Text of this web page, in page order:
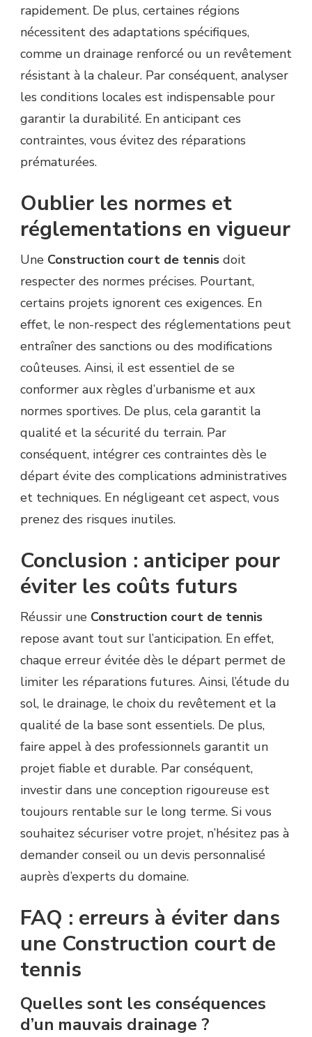
rapidement. De plus, certaines régions
nécessitent des adaptations spécifiques,
comme un drainage renforcé ou un revêtement
résistant à la chaleur. Par conséquent, analyser
les conditions locales est indispensable pour
garantir la durabilité. En anticipant ces
contraintes, vous évitez des réparations
prématurées.
Oublier les normes et
réglementations en vigueur
Une Construction court de tennis doit
respecter des normes précises. Pourtant,
certains projets ignorent ces exigences. En
effet, le non-respect des réglementations peut
entraîner des sanctions ou des modifications
coûteuses. Ainsi, il est essentiel de se
conformer aux règles d’urbanisme et aux
normes sportives. De plus, cela garantit la
qualité et la sécurité du terrain. Par
conséquent, intégrer ces contraintes dès le
départ évite des complications administratives
et techniques. En négligeant cet aspect, vous
prenez des risques inutiles.
Conclusion : anticiper pour
éviter les coûts futurs
Réussir une Construction court de tennis
repose avant tout sur l’anticipation. En effet,
chaque erreur évitée dès le départ permet de
limiter les réparations futures. Ainsi, l’étude du
sol, le drainage, le choix du revêtement et la
qualité de la base sont essentiels. De plus,
faire appel à des professionnels garantit un
projet fiable et durable. Par conséquent,
investir dans une conception rigoureuse est
toujours rentable sur le long terme. Si vous
souhaitez sécuriser votre projet, n’hésitez pas à
demander conseil ou un devis personnalisé
auprès d’experts du domaine.
FAQ : erreurs à éviter dans
une Construction court de
tennis
Quelles sont les conséquences
d’un mauvais drainage ?